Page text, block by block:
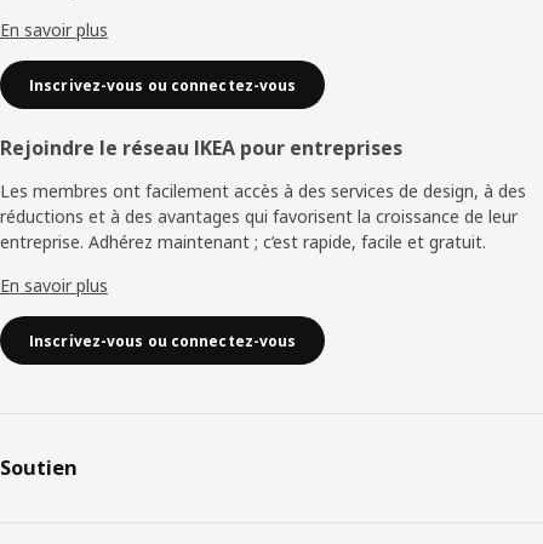
En savoir plus
Inscrivez-vous ou connectez-vous
Rejoindre le réseau IKEA pour entreprises
Les membres ont facilement accès à des services de design, à des
réductions et à des avantages qui favorisent la croissance de leur
entreprise. Adhérez maintenant ; c’est rapide, facile et gratuit.
En savoir plus
Inscrivez-vous ou connectez-vous
Soutien